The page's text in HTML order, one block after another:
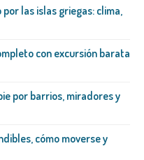
las islas griegas: clima,
con excursión barata
por barrios, miradores y
cómo moverse y